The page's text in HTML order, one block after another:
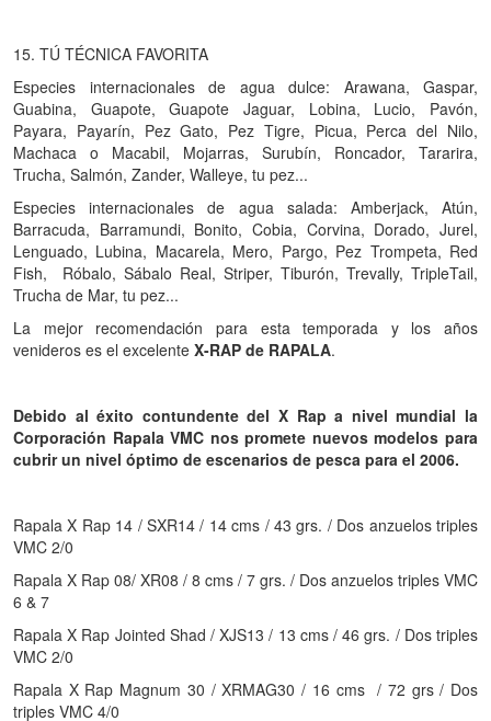
15. TÚ TÉCNICA FAVORITA
Especies internacionales de agua dulce: Arawana, Gaspar,
Guabina, Guapote, Guapote Jaguar, Lobina, Lucio, Pavón,
Payara, Payarín, Pez Gato, Pez Tigre, Picua, Perca del Nilo,
Machaca o Macabil, Mojarras, Surubín, Roncador, Tararira,
Trucha, Salmón, Zander, Walleye, tu pez...
Especies internacionales de agua salada: Amberjack, Atún,
Barracuda, Barramundi, Bonito, Cobia, Corvina, Dorado, Jurel,
Lenguado, Lubina, Macarela, Mero, Pargo, Pez Trompeta, Red
Fish, Róbalo, Sábalo Real, Striper, Tiburón, Trevally, TripleTail,
Trucha de Mar, tu pez...
La mejor recomendación para esta temporada y los años
venideros es el excelente X-RAP de RAPALA.
Debido al éxito contundente del X Rap a nivel mundial la
Corporación Rapala VMC nos promete nuevos modelos para
cubrir un nivel óptimo de escenarios de pesca para el 2006.
Rapala X Rap 14 / SXR14 / 14 cms / 43 grs. / Dos anzuelos triples
VMC 2/0
Rapala X Rap 08/ XR08 / 8 cms / 7 grs. / Dos anzuelos triples VMC
6 & 7
Rapala X Rap Jointed Shad / XJS13 / 13 cms / 46 grs. / Dos triples
VMC 2/0
Rapala X Rap Magnum 30 / XRMAG30 / 16 cms / 72 grs / Dos
triples VMC 4/0